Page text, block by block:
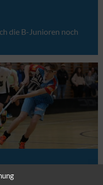
die B-Junioren noch